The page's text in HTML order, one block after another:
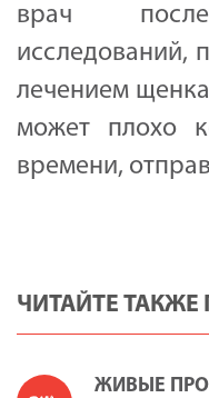
врач после
исследований,
лечением
может плохо
времени,
ЧИТАЙТЕ ТАКЖЕ
ЖИВЫЕ